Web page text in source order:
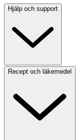
Hjälp och support
Recept och läkemedel